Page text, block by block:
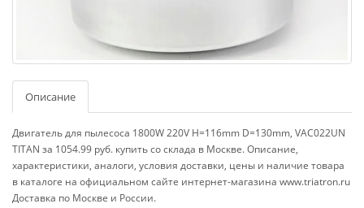
Описание
Двигатель для пылесоса 1800W 220V H=116mm D=130mm, VAC022UN
TITAN за 1054.99 руб. купить со склада в Москве. Описание,
характеристики, аналоги, условия доставки, цены и наличие товара
в каталоге на официальном сайте интернет-магазина www.triatron.ru
Доставка по Москве и России.